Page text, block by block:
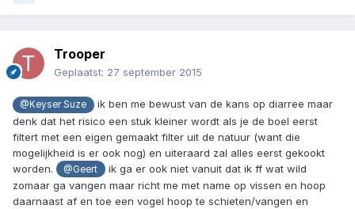
Trooper
Geplaatst: 27 september 2015
@Keyser Suze
ik ben me bewust van de kans op diarree maar
denk dat het risico een stuk kleiner wordt als je de boel eerst
filtert met een eigen gemaakt filter uit de natuur (want die
mogelijkheid is er ook nog) en uiteraard zal alles eerst gekookt
worden.
@Geert
ik ga er ook niet vanuit dat ik ff wat wild
zomaar ga vangen maar richt me met name op vissen en hoop
daarnaast af en toe een vogel hoop te schieten/vangen en